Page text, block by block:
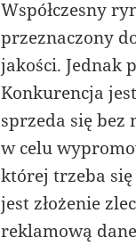
Współczesny
przeznaczony
jakości. Jednak
Konkurencja
sprzeda się
w celu
której trzeba
jest złożenie
reklamową